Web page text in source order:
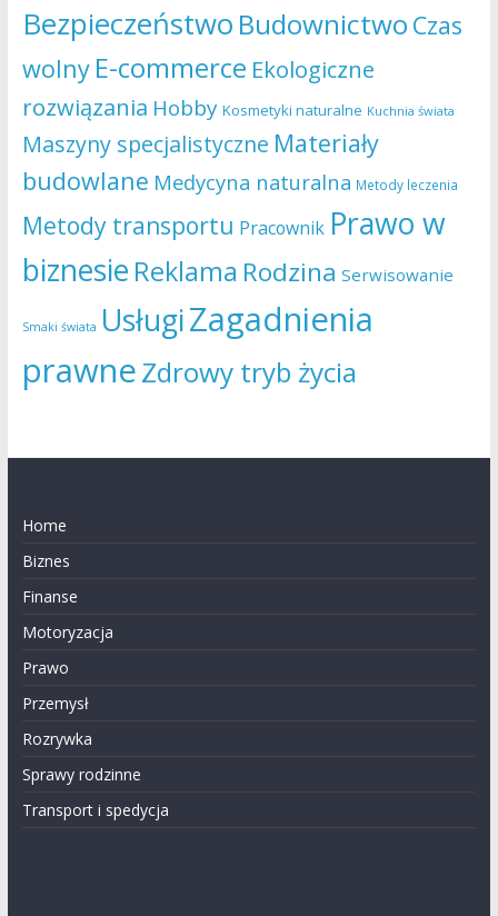
Bezpieczeństwo Budownictwo Czas
wolny E-commerce Ekologiczne
rozwiązania Hobby Kosmetyki naturalne Kuchnia świata
Maszyny specjalistyczne Materiały
budowlane Medycyna naturalna Metody leczenia
Metody transportu Pracownik Prawo w
biznesie Reklama Rodzina Serwisowanie
Smaki świata UsługiZagadnienia
prawneZdrowy tryb życia
Home
Biznes
Finanse
Motoryzacja
Prawo
Przemysł
Rozrywka
Sprawy rodzinne
Transport i spedycja